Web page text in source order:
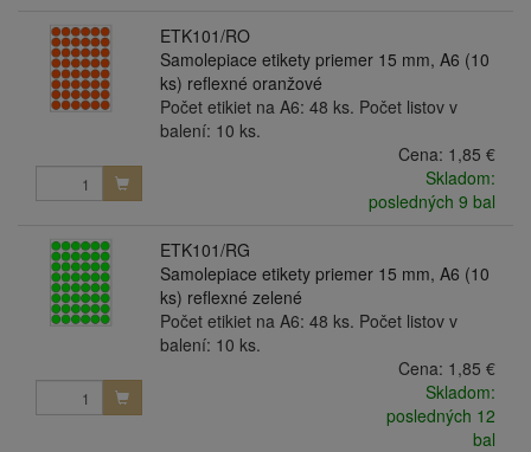
ETK101/RO
Samolepiace etikety priemer 15 mm, A6 (10
ks) reflexné oranžové
Počet etikiet na A6: 48 ks. Počet listov v
balení: 10 ks.
Cena: 1,85 €
Skladom:
posledných 9 bal
ETK101/RG
Samolepiace etikety priemer 15 mm, A6 (10
ks) reflexné zelené
Počet etikiet na A6: 48 ks. Počet listov v
balení: 10 ks.
Cena: 1,85 €
Skladom:
posledných 12
bal